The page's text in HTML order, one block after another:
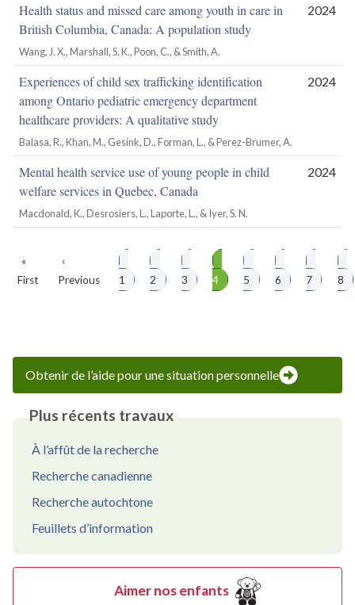
Health status and missed care among youth in care in
British Columbia, Canada: A population study
Wang, J. X., Marshall, S. K., Poon, C., & Smith, A.
2024
Experiences of child sex trafficking identification
among Ontario pediatric emergency department
healthcare providers: A qualitative study
Balasa, R., Khan, M., Gesink, D., Forman, L., & Perez-Brumer, A.
2024
Mental health service use of young people in child
welfare services in Quebec, Canada
Macdonald, K., Desrosiers, L., Laporte, L., & Iyer, S. N.
2024
Pagination
Première
page
«
First
Page
précédente
‹
Previous
Page
1
Page
2
Page
3
Page
4
Page
5
Page
6
Page
7
8
Obtenir de l’aide pour une situation personnelle
Plus récents travaux
À l’affût de la recherche
Recherche canadienne
Recherche autochtone
Feuillets d’information
Aimer nos enfants